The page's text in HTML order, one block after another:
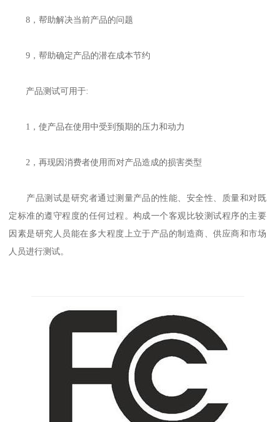
8，帮助解决当前产品的问题
9，帮助确定产品的潜在成本节约
产品测试可用于:
1，使产品在使用中受到预期的压力和动力
2，再现因消费者使用而对产品造成的损害类型
产品测试是研究者通过测量产品的性能、安全性、质量和对既
定标准的遵守程度的任何过程。构成一个客观比较测试程序的主要
因素是研究人员能在多大程度上立于产品的制造商、供应商和市场
人员进行测试。